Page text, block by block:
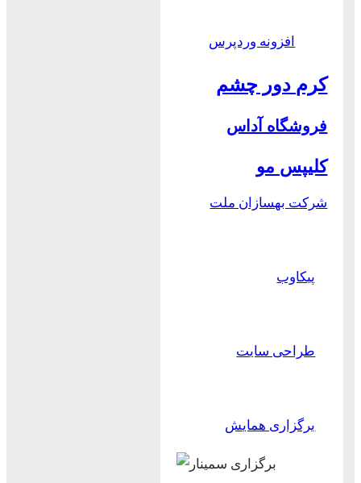
افزونه وردپرس
کرم دور چشم
فروشگاه آداس
کلیپس مو
شرکت بهسازان ملت
پیکاوب
طراحی سایت
برگزاری همایش